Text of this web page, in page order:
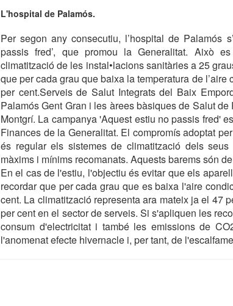
L'hospital de Palamós.
Per segon any consecutiu, l’hospital de Palamós
passis fred’, que promou la Generalitat. Això
climatització de les instal•lacions sanitàries a 25
que per cada grau que baixa la temperatura de
per cent.Serveis de Salut Integrats del Baix
Palamós Gent Gran i les àrees bàsiques de Salut
Montgrí. La campanya 'Aquest estiu no passis fred'
Finances de la Generalitat. El compromís adoptat
és regular els sistemes de climatització dels
màxims i mínims recomanats. Aquests barems són
En el cas de l'estiu, l'objectiu és evitar que els
recordar que per cada grau que es baixa l'aire
cent. La climatització representa ara mateix ja el 47
per cent en el sector de serveis. Si s'apliquen les
consum d'electricitat i també les emissions de
l'anomenat efecte hivernacle i, per tant, de